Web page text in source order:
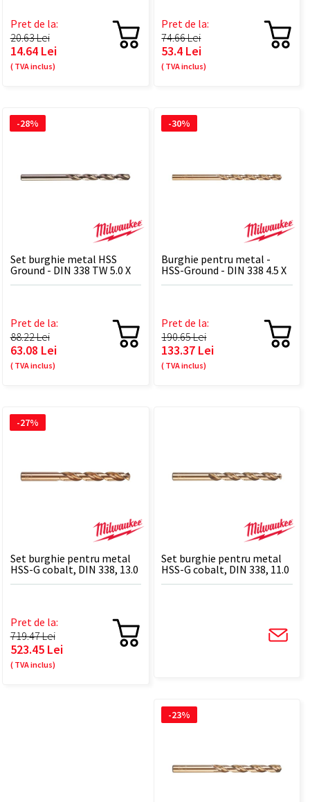
Pret de la:
20.63 Lei
14.64 Lei
( TVA inclus)
Pret de la:
74.66 Lei
53.4 Lei
( TVA inclus)
Set burghie metal HSS
Ground - DIN 338 TW 5.0 X
86 - 10 BUC
Pret de la:
88.22 Lei
63.08 Lei
( TVA inclus)
-28%
Burghie pentru metal -
HSS-Ground - DIN 338 4.5 X
80 - 1 BUC
Pret de la:
190.65 Lei
133.37 Lei
( TVA inclus)
-30%
Set burghie pentru metal
HSS-G cobalt, DIN 338, 13.0
x 151 mm - 5 BUC
Pret de la:
719.47 Lei
523.45 Lei
( TVA inclus)
-27%
Set burghie pentru metal
HSS-G cobalt, DIN 338, 11.0
x 142 mm - 5 BUC
-23%